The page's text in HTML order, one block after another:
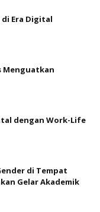
Era Digital
Menguatkan
dengan Work-Life
di Tempat
Gelar Akademik